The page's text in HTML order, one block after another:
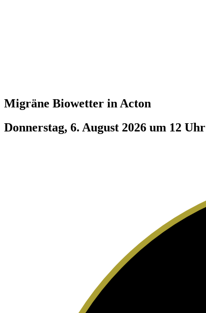
Migräne Biowetter in Acton
Donnerstag, 6. August 2026 um 12 Uhr